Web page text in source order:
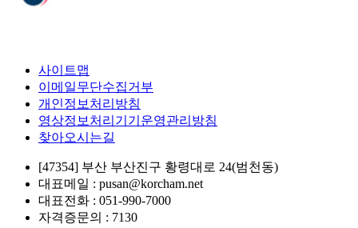
사이트맵
이메일무단수집거부
개인정보처리방침
영상정보처리기기운영관리방침
찾아오시는길
[47354] 부산 부산진구 황령대로 24(범천동)
대표메일 : pusan@korcham.net
대표전화 : 051-990-7000
자격증문의 : 7130